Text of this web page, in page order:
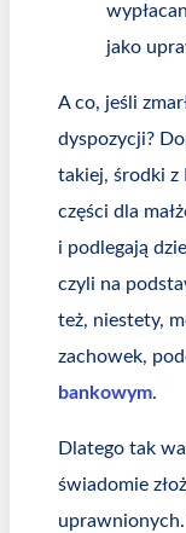
jako
A co, jeśli
dyspozycji?
takiej, środki z
części dla
i podlegają
czyli na
też, niestety,
zachowek,
bankowym.
Dlatego tak
świadomie